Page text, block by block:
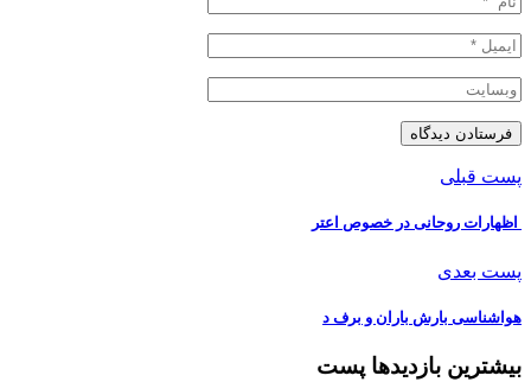
پست قبلی
️ اظهارات روحانی در خصوص اعتر
پست بعدی
هواشناسی بارش باران و برف د
بیشترین بازدیدها پست